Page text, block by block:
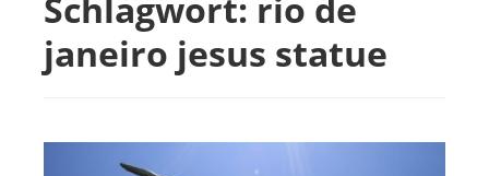
janeiro jesus statue